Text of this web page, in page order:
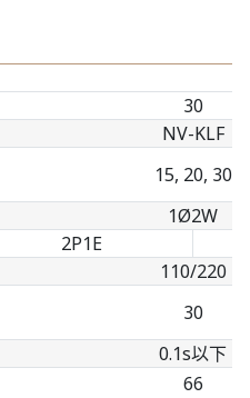
30
NV-KLF
15, 20, 30
1Ø2W
2P1E
110/220
30
0.1s以下
66